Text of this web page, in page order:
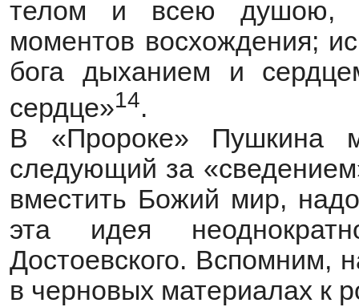
телом и всею душою,
моментов восхождения;
бога дыханием и
сердце»14.
В «Пророке» Пушкина
следующий за
вместить Божий мир,
эта идея
Достоевского. Вспомним,
в черновых материалах к